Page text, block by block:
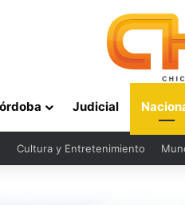
Judicial
Cultura y Entretenimiento